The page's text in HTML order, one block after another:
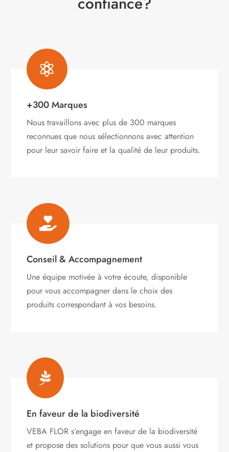

+300 Marques
Nous travaillons avec plus de 300 marques
reconnues que nous sélectionnons avec attention
pour leur savoir faire et la qualité de leur produits.

Conseil & Accompagnement
Une équipe motivée à votre écoute, disponible
pour vous accompagner dans le choix des
produits correspondant à vos besoins.

En faveur de la biodiversité
VEBA FLOR s’engageen faveur de la biodiversité
et propose des solutions pour que vous aussi vous